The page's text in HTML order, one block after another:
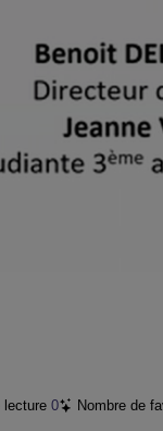
lecture 0 Nombre de